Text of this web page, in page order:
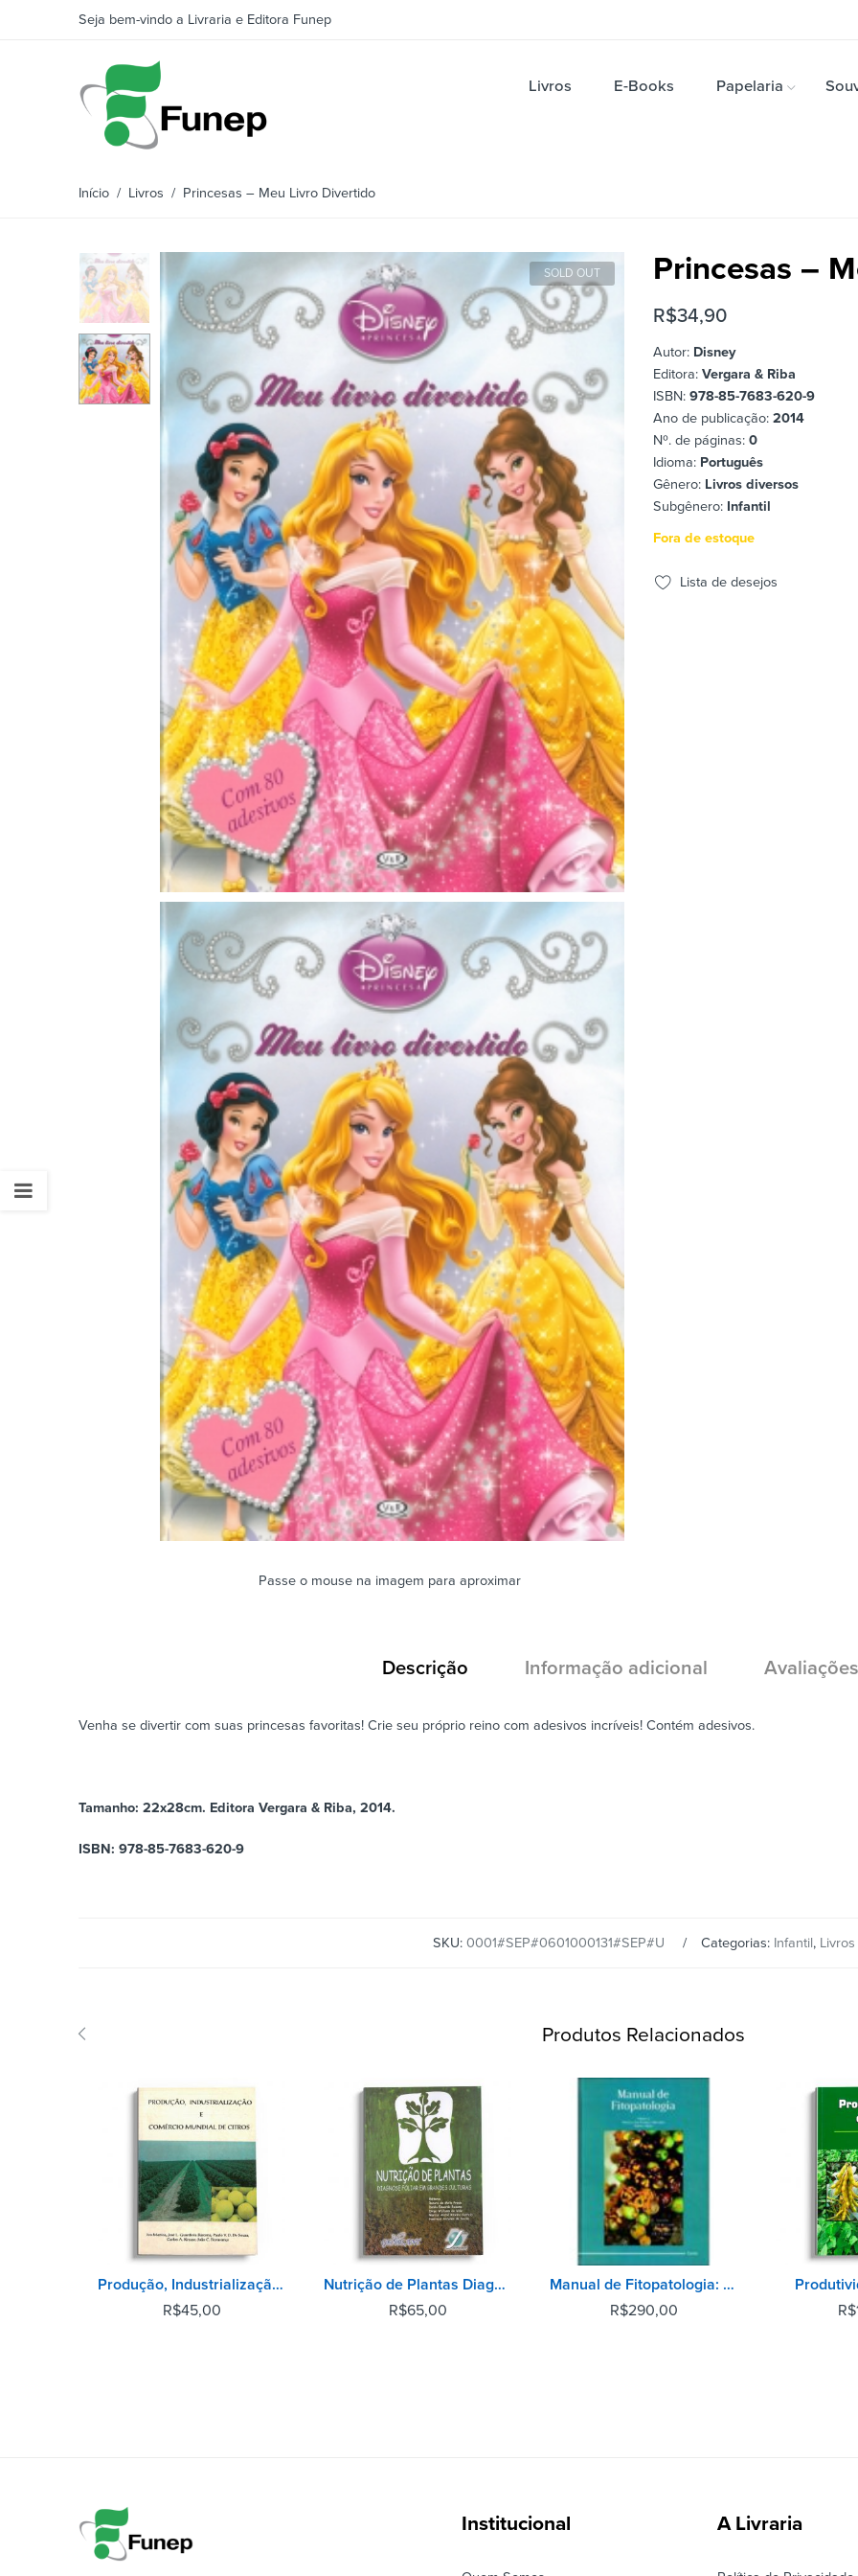
Seja bem-vindo a Livraria e Editora Funep
Livros E-Books Papelaria
Início / Livros / Princesas – Meu Livro Divertido
SOLD OUT
Passe o mouse na imagem para aproximar
Princesas –
R$34,90
Autor: Disney
Editora: Vergara & Riba
ISBN: 978-85-7683-620-9
Ano de publicação: 2014
Nº. de páginas: 0
Idioma: Português
Gênero: Livros diversos
Subgênero: Infantil
Fora de estoque
Lista de desejos
Descrição Informação adicional
Venha se divertir com suas princesas favoritas! Crie seu próprio reino com adesivos incríveis! Contém adesivos.
Tamanho: 22x28cm. Editora Vergara & Riba, 2014.
ISBN: 978-85-7683-620-9
SKU: 0001#SEP#0601000131#SEP#U Categorias: Infantil, Livros
Produtos Relacionados
Produção, Industrialização e Comércio Mundial de Citros
R$45,00
Nutrição de Plantas Diagnose Foliar em Grandes Culturas
R$65,00
Manual de Fitopatologia: Doenças das Plantas Cultivadas - Vol 2
R$290,00
R$
Institucional A Livraria